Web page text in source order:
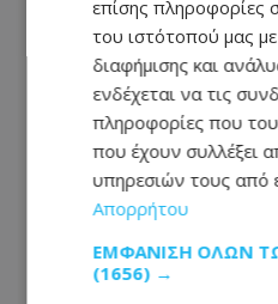
Mene»
10. Μάλτα:
«Bella»
11. Τσεχία:
12.
επίσης πληροφορίες
του ιστότοπού μας
διαφήμισης και
ενδέχεται να τις
πληροφορίες που
που έχουν συλλέξει
υπηρεσιών τους από
Απορρήτου
ΕΜΦΆΝΙΣΗ ΌΛΩΝ
(1656) →